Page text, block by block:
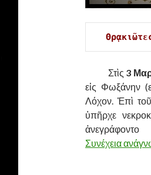
Στὶς 3
εἰς Φωξάνην
Λόχον. Ἐπὶ
ὑπῆρχε
Συνέχεια